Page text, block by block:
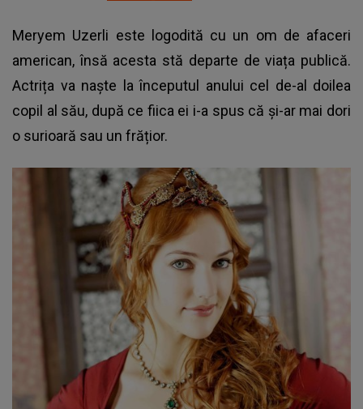
Meryem Uzerli este logodită cu un om de afaceri
american, însă acesta stă departe de viața publică.
Actrița va naște la începutul anului cel de-al doilea
copil al său, după ce fiica ei i-a spus că și-ar mai dori
o surioară sau un frățior.